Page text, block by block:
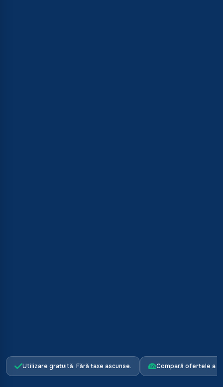
Utilizare gratuită. Fără taxe ascunse. Compară ofertele a